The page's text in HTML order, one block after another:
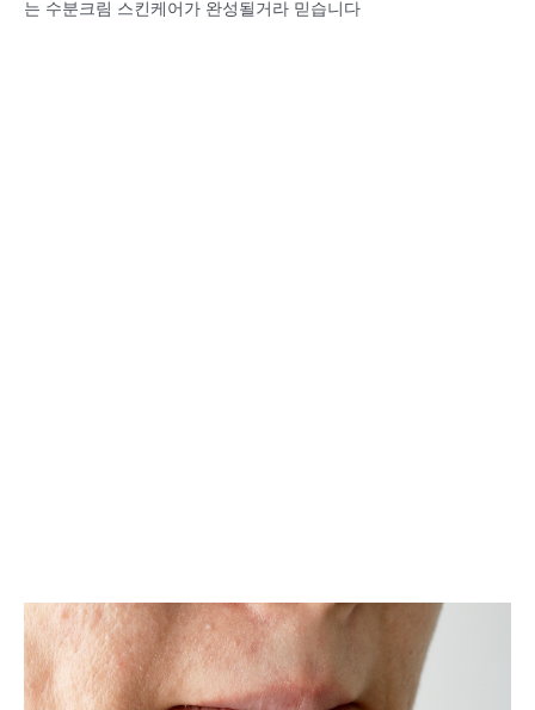
는 수분크림 스킨케어가 완성될거라 믿습니다